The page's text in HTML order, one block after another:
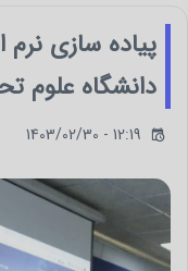
پیاده سازی نرم
دانشگاه علوم
1403/02/30 - 12:19